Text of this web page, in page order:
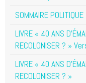
SOMMAIRE POLITIQUE
LIVRE « 40 ANS
RECOLONISER ? »
LIVRE « 40 ANS
RECOLONISER ? »